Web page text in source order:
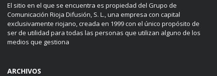
El sitio en el que se encuentra es propiedad del Grupo de
Comunicación Rioja Difusión, S. L., una empresa con capital
exclusivamente riojano, creada en 1999 con el único propósito de
ser de utilidad para todas las personas que utilizan alguno de los
medios que gestiona
ARCHIVOS